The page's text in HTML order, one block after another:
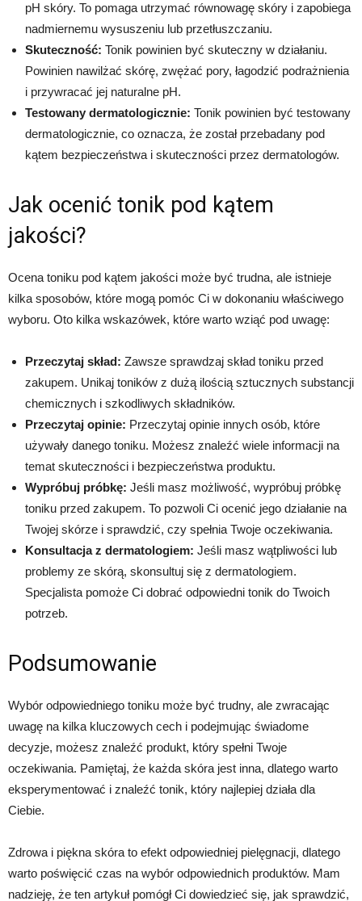
pH skóry. To pomaga utrzymać równowagę skóry i zapobiega
nadmiernemu wysuszeniu lub przetłuszczaniu.
Skuteczność: Tonik powinien być skuteczny w działaniu.
Powinien nawilżać skórę, zwężać pory, łagodzić podrażnienia
i przywracać jej naturalne pH.
Testowany dermatologicznie: Tonik powinien być testowany
dermatologicznie, co oznacza, że został przebadany pod
kątem bezpieczeństwa i skuteczności przez dermatologów.
Jak ocenić tonik pod kątem
jakości?
Ocena toniku pod kątem jakości może być trudna, ale istnieje
kilka sposobów, które mogą pomóc Ci w dokonaniu właściwego
wyboru. Oto kilka wskazówek, które warto wziąć pod uwagę:
Przeczytaj skład: Zawsze sprawdzaj skład toniku przed
zakupem. Unikaj toników z dużą ilością sztucznych substancji
chemicznych i szkodliwych składników.
Przeczytaj opinie: Przeczytaj opinie innych osób, które
używały danego toniku. Możesz znaleźć wiele informacji na
temat skuteczności i bezpieczeństwa produktu.
Wypróbuj próbkę: Jeśli masz możliwość, wypróbuj próbkę
toniku przed zakupem. To pozwoli Ci ocenić jego działanie na
Twojej skórze i sprawdzić, czy spełnia Twoje oczekiwania.
Konsultacja z dermatologiem: Jeśli masz wątpliwości lub
problemy ze skórą, skonsultuj się z dermatologiem.
Specjalista pomoże Ci dobrać odpowiedni tonik do Twoich
potrzeb.
Podsumowanie
Wybór odpowiedniego toniku może być trudny, ale zwracając
uwagę na kilka kluczowych cech i podejmując świadome
decyzje, możesz znaleźć produkt, który spełni Twoje
oczekiwania. Pamiętaj, że każda skóra jest inna, dlatego warto
eksperymentować i znaleźć tonik, który najlepiej działa dla
Ciebie.
Zdrowa i piękna skóra to efekt odpowiedniej pielęgnacji, dlatego
warto poświęcić czas na wybór odpowiednich produktów. Mam
nadzieję, że ten artykuł pomógł Ci dowiedzieć się, jak sprawdzić,